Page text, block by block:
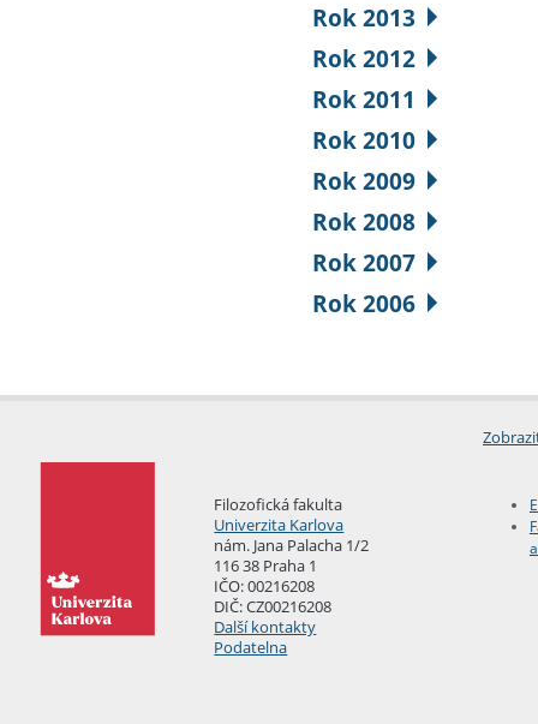
Rok 2013
Rok 2012
Rok 2011
Rok 2010
Rok 2009
Rok 2008
Rok 2007
Rok 2006
Filozofická fakulta
Univerzita Karlova
nám. Jana Palacha 1/2
116 38 Praha 1
IČO: 00216208
DIČ: CZ00216208
Další kontakty
Podatelna